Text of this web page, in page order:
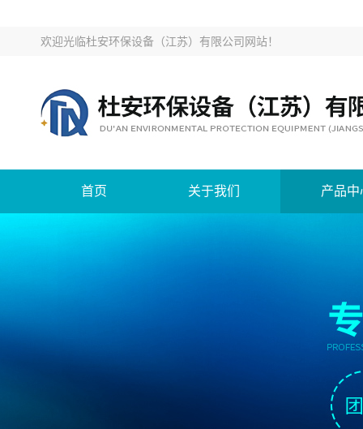
欢迎光临杜安环保设备（江苏）有限公司网站！
首页 关于我们 产品中